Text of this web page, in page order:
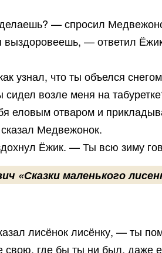
— спросил
— ответил
узнал, что ты объелся
возле меня на
еловым отваром и
Медвежонок.
Ёжик. — Ты всю зиму
«Сказки маленького
лисёнок лисёнку, — ты
свою, где бы ты ни был, даже